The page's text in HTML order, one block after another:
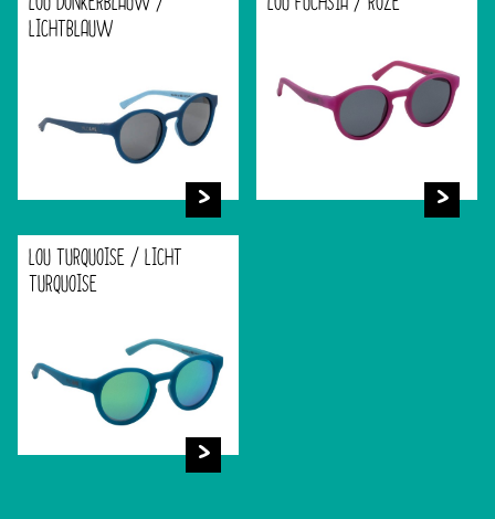
LICHTBLAUW
LOU TURQUOISE / LICHT
TURQUOISE